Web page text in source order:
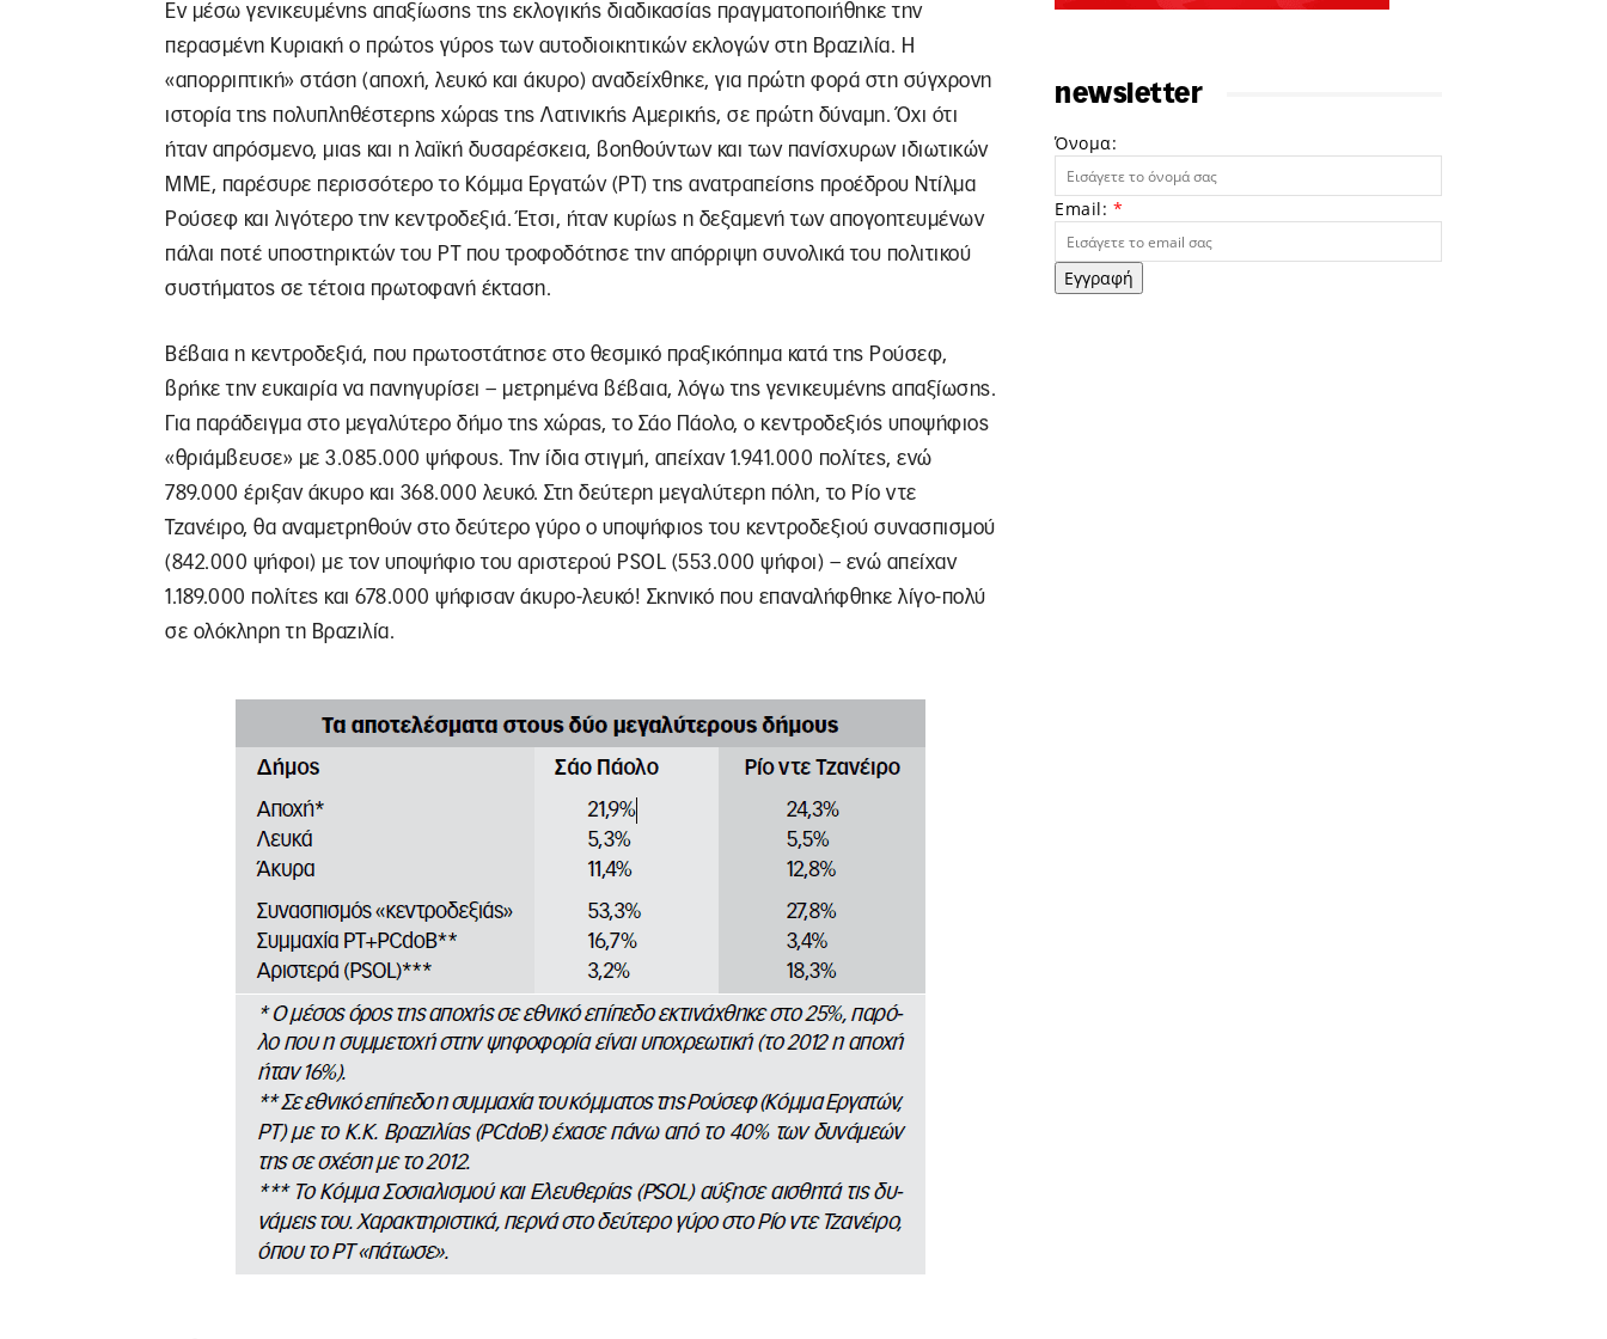
Εν μέσω γενικευμένης απαξίωσης της εκλογικής διαδικασίας πραγματοποιήθηκε την
περασμένη Κυριακή ο πρώτος γύρος των αυτοδιοικητικών εκλογών στη Βραζιλία. Η
«απορριπτική» στάση (αποχή, λευκό και άκυρο) αναδείχθηκε, για πρώτη φορά στη σύγχρονη
ιστορία της πολυπληθέστερης χώρας της Λατινικής Αμερικής, σε πρώτη δύναμη. Όχι ότι
ήταν απρόσμενο, μιας και η λαϊκή δυσαρέσκεια, βοηθούντων και των πανίσχυρων ιδιωτικών
ΜΜΕ, παρέσυρε περισσότερο το Κόμμα Εργατών (ΡΤ) της ανατραπείσης προέδρου Ντίλμα
Ρούσεφ και λιγότερο την κεντροδεξιά. Έτσι, ήταν κυρίως η δεξαμενή των απογοητευμένων
πάλαι ποτέ υποστηρικτών του ΡΤ που τροφοδότησε την απόρριψη συνολικά του πολιτικού
συστήματος σε τέτοια πρωτοφανή έκταση.
Βέβαια η κεντροδεξιά, που πρωτοστάτησε στο θεσμικό πραξικόπημα κατά της Ρούσεφ,
βρήκε την ευκαιρία να πανηγυρίσει – μετρημένα βέβαια, λόγω της γενικευμένης απαξίωσης.
Για παράδειγμα στο μεγαλύτερο δήμο της χώρας, το Σάο Πάολο, ο κεντροδεξιός υποψήφιος
«θριάμβευσε» με 3.085.000 ψήφους. Την ίδια στιγμή, απείχαν 1.941.000 πολίτες, ενώ
789.000 έριξαν άκυρο και 368.000 λευκό. Στη δεύτερη μεγαλύτερη πόλη, το Ρίο ντε
Τζανέιρο, θα αναμετρηθούν στο δεύτερο γύρο ο υποψήφιος του κεντροδεξιού συνασπισμού
(842.000 ψήφοι) με τον υποψήφιο του αριστερού PSOL (553.000 ψήφοι) – ενώ απείχαν
1.189.000 πολίτες και 678.000 ψήφισαν άκυρο-λευκό! Σκηνικό που επαναλήφθηκε λίγο-πολύ
σε ολόκληρη τη Βραζιλία.
newsletter
Όνομα:
Email: *
Εγγραφή